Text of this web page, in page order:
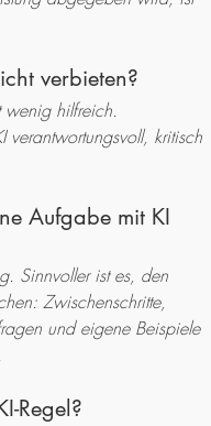
verbieten?
wenig hilfreich.
verantwortungsvoll, kritisch
Aufgabe mit KI
Sinnvoller ist es, den
Zwischenschritte,
und eigene Beispiele
Regel?